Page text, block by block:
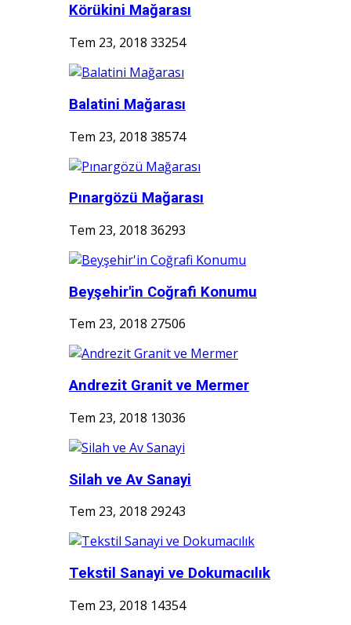
Körükini Mağarası
Tem 23, 2018 33254
Balatini Mağarası
Tem 23, 2018 38574
Pınargözü Mağarası
Tem 23, 2018 36293
Beyşehir'in Coğrafi Konumu
Tem 23, 2018 27506
Andrezit Granit ve Mermer
Tem 23, 2018 13036
Silah ve Av Sanayi
Tem 23, 2018 29243
Tekstil Sanayi ve Dokumacılık
Tem 23, 2018 14354